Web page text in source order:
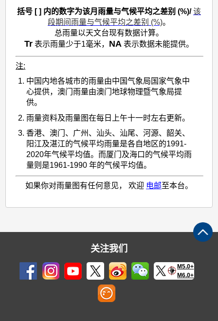
括号 [ ] 内的数字为该月雨量与气候平均之差别 (%)/ 该
段期间雨量与气候平均之差别 (%)。
总雨量以天文台现有数据计算。
Tr 表示雨量少于1毫米， NA 表示数据未能提供。
注:
中国内地各城市的雨量由中国气象局国家气象中
心提供，澳门雨量由澳门地球物理暨气象局提
供。
雨量资料及雨量图在每日上午十一时左右更新。
香港、澳门、广州、汕头、汕尾、河源、韶关、
阳江及湛江的气候平均雨量是各自地区的1991-
2020年气候平均值。而厦门及海口的气候平均雨
量则是1961-1990 年的气候平均值。
如果你对雨量图有任何意见， 欢迎 电邮至本台。
关注我们
M5.0+
M6.0+